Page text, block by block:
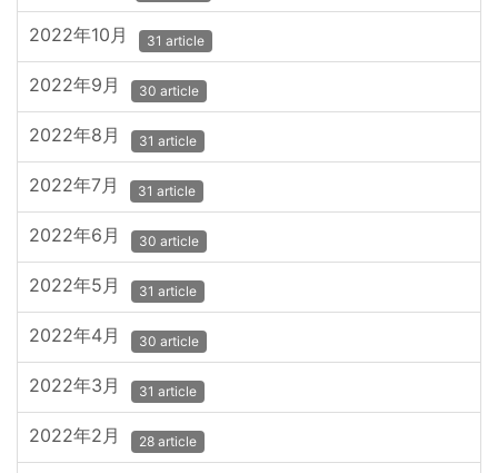
2022年10月 31 article
2022年9月 30 article
2022年8月 31 article
2022年7月 31 article
2022年6月 30 article
2022年5月 31 article
2022年4月 30 article
2022年3月 31 article
2022年2月 28 article